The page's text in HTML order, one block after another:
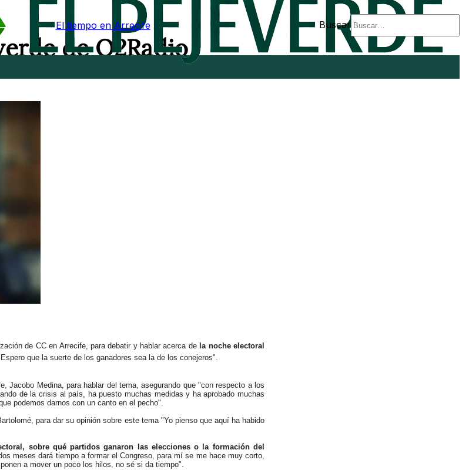
El tiempo en Arrecife Buscar
de O2Radio
de CC en Arrecife, para debatir y hablar acerca de la noche electoral
que la suerte de los ganadores sea la de los conejeros".
Jacobo Medina, para hablar del tema, asegurando que "con respecto a los
de la crisis al país, ha puesto muchas medidas y ha aprobado muchas
podemos darnos con un canto en el pecho".
para dar su opinión sobre este tema "Yo pienso que aquí ha habido
sobre qué partidos ganaron las elecciones o la formación del
meses dará tiempo a formar el Congreso, para mí se me hace muy corto,
a mover un poco los hilos, no sé si da tiempo".